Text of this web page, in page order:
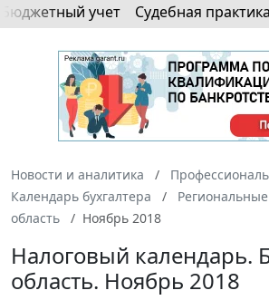
Бюджетный учет Судебная практика
Новости и аналитика
Календарь бухгалтера
Региональные
область
Ноябрь 2018
Налоговый календарь.
область. Ноябрь 2018